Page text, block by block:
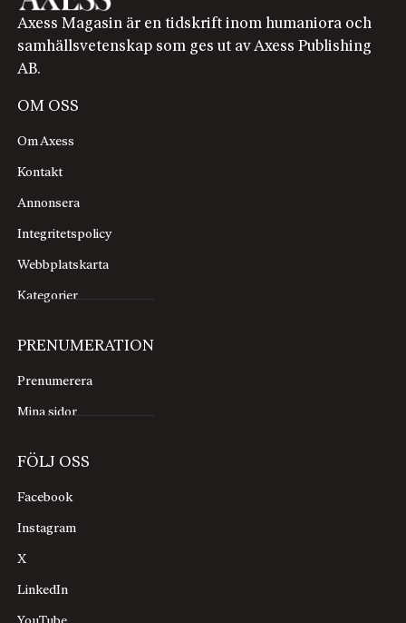
Axess Magasin är en tidskrift inom humaniora och
samhällsvetenskap som ges ut av Axess Publishing
AB.
OM OSS
Om Axess
Kontakt
Annonsera
Integritetspolicy
Webbplatskarta
Kategorier
PRENUMERATION
Prenumerera
Mina sidor
FÖLJ OSS
Facebook
Instagram
X
LinkedIn